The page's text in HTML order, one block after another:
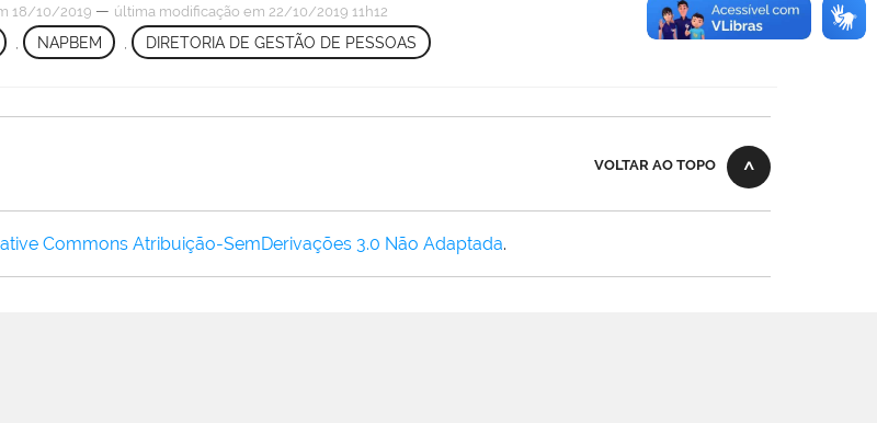
18/10/2019 — última modificação em 22/10/2019 11h12
NAPBEM , DIRETORIA DE GESTÃO DE PESSOAS
VOLTAR AO TOPO
Commons Atribuição-SemDerivações 3.0 Não Adaptada.